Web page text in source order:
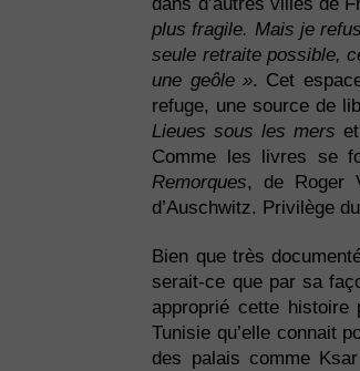
dans d’autres villes de
plus fragile. Mais je
seule retraite possible,
une geôle ». Cet
refuge, une source de
Lieues sous les mers et
Comme les livres se
Remorques, de Roger
d’Auschwitz. Privilège
Bien que très
serait-ce que par sa
approprié cette
Tunisie qu’elle connait
des palais comme